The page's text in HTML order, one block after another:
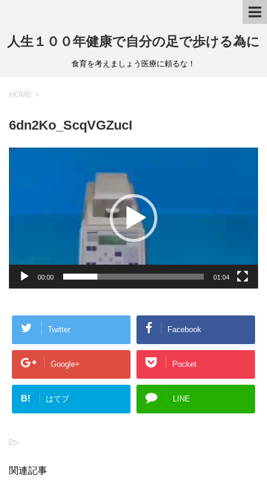
人生１００年健康で自分の足で歩ける為に
食育を考えましょう医療に頼るな！
HOME >
6dn2Ko_ScqVGZucI
動
ヤ
00:00 01:04
Twitter Facebook
Google+ Pocket
B! はてブ LINE
-
関連記事